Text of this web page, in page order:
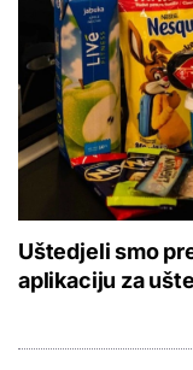
Uštedjeli smo
aplikaciju za